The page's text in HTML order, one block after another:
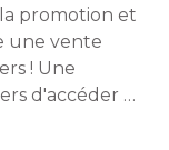
promotion et
une vente
! Une
d'accéder à